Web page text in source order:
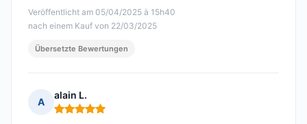
Veröffentlicht am 05/04/2025 à 15h40
nach einem Kauf von 22/03/2025
Übersetzte Bewertungen
A
alain L.
Hinweis: 5 von 5